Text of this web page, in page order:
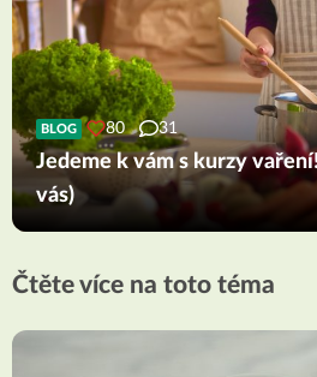
BLOG 80 31
Jedeme k vám s kurzy
vás)
Čtěte více na toto téma